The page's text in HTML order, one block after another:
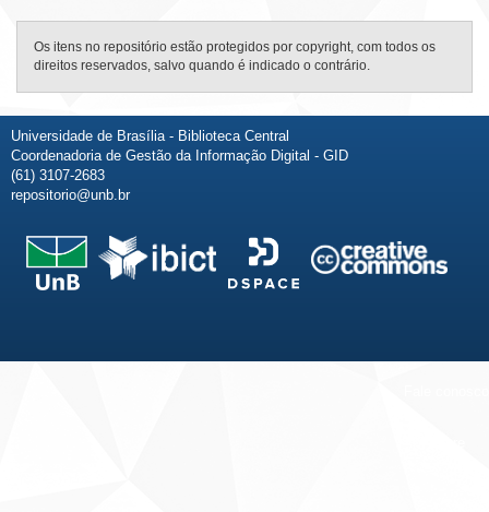
Os itens no repositório estão protegidos por copyright, com todos os
direitos reservados, salvo quando é indicado o contrário.
Universidade de Brasília - Biblioteca Central
Coordenadoria de Gestão da Informação Digital - GID
(61) 3107-2683
repositorio@unb.br